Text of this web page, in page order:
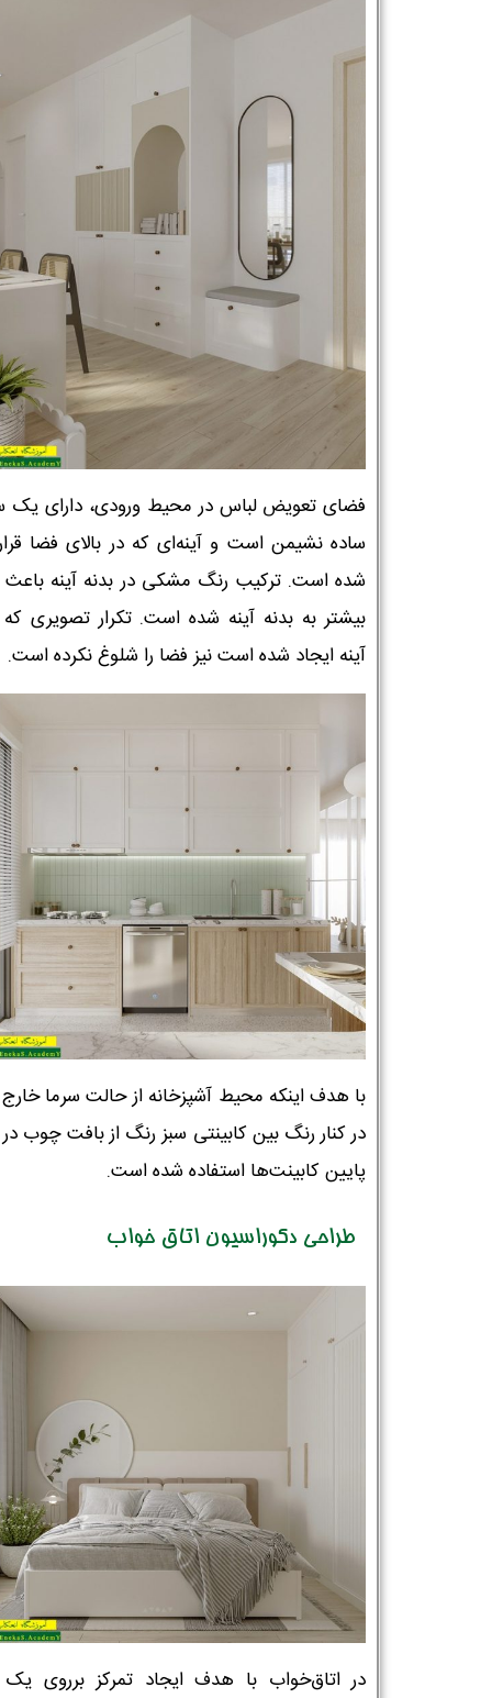
فضای تعویض لباس در محیط ورودی، دارای
ساده نشیمن است و آینه‌ای که در بالای فضا
شده است. ترکیب رنگ مشکی در بدنه آینه باعث
بیشتر به بدنه آینه شده است. تکرار تصویری
آینه ایجاد شده است نیز فضا را شلوغ نکرده است.
با هدف اینکه محیط آشپزخانه از حالت سرما
در کنار رنگ بین کابینتی سبز رنگ از بافت چوب
پایین کابینت‌ها استفاده شده است.
طراحی دکوراسیون اتاق خواب
در اتاق‌خواب با هدف ایجاد تمرکز برروی